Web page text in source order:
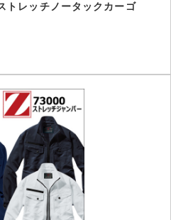
レッチノータックカーゴ